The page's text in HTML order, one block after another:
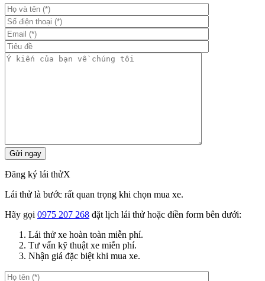
Đăng ký lái thửX
Lái thử là bước rất quan trọng khi chọn mua xe.
Hãy gọi 0975 207 268 đặt lịch lái thử hoặc điền form bên dưới:
Lái thử xe hoàn toàn miễn phí.
Tư vấn kỹ thuật xe miễn phí.
Nhận giá đặc biệt khi mua xe.